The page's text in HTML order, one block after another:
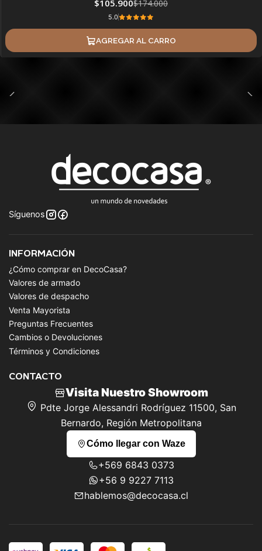
$105.900$174.000
5.0
AGREGAR AL CARRO
Síguenos
INFORMACIÓN
¿Cómo comprar en DecoCasa?
Valores de armado
Valores de despacho
Venta Mayorista
Preguntas Frecuentes
Cambios o Devoluciones
Términos y Condiciones
CONTACTO
Visita Nuestro Showroom
Pdte Jorge Alessandri Rodríguez 11500, San
Bernardo, Región Metropolitana
Cómo llegar con Waze
+569 6843 0373
+56 9 9227 7113
hablemos@decocasa.cl